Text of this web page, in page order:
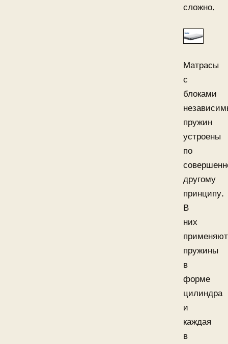
сложно.
Матрасы
с
блоками
пружин
устроены
по
другому
принципу.
В
них
пружины
в
форме
цилиндра
и
каждая
в